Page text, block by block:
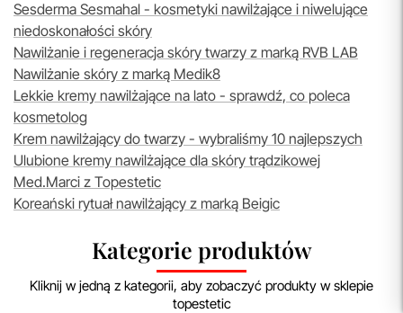
Sesderma Sesmahal - kosmetyki nawilżające i niwelujące
niedoskonałości skóry
Nawilżanie i regeneracja skóry twarzy z marką RVB LAB
Nawilżanie skóry z marką Medik8
Lekkie kremy nawilżające na lato - sprawdź, co poleca
kosmetolog
Krem nawilżający do twarzy - wybraliśmy 10 najlepszych
Ulubione kremy nawilżające dla skóry trądzikowej
Med.Marci z Topestetic
Koreański rytuał nawilżający z marką Beigic
Kategorie produktów
Kliknij w jedną z kategorii, aby zobaczyć produkty w sklepie
topestetic